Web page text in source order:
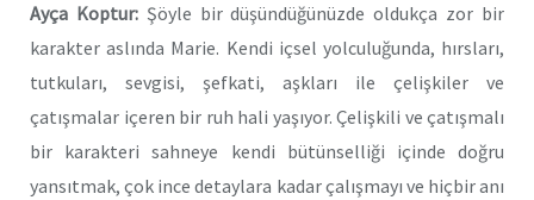
Ayça Koptur:Şöyle bir düşündüğünüzde oldukça zor bir
karakter aslında Marie. Kendi içsel yolculuğunda, hırsları,
tutkuları, sevgisi, şefkati, aşkları ile çelişkiler ve
çatışmalar içeren bir ruh hali yaşıyor. Çelişkili ve çatışmalı
bir karakteri sahneye kendi bütünselliği içinde doğru
yansıtmak, çok ince detaylara kadar çalışmayı ve hiçbir anı